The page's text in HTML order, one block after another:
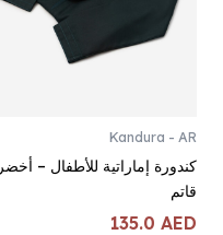
Kandura - AR
كندورة إماراتية للأطفال – أخضر
قاتم
135.0 AED